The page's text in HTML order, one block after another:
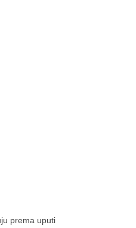
prema uputi